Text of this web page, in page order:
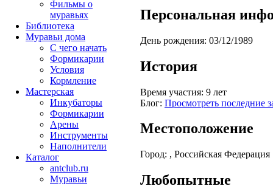
Персональная
День рождения: 03/12/1989
История
Время участия: 9 лет
Блог: Просмотреть последние
Местоположение
Город: , Российская Федерация
Любопытные
Фильмы о
муравьях
Библиотека
Муравьи дома
С чего начать
Формикарии
Условия
Кормление
Мастерская
Инкубаторы
Формикарии
Арены
Инструменты
Наполнители
Каталог
antclub.ru
Муравьи